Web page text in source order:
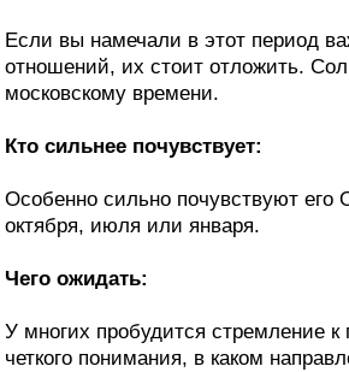
Если вы намечали в этот период
отношений, их стоит отложить.
московскому времени.
Кто сильнее почувствует:
Особенно сильно почувствуют
октября, июля или января.
Чего ожидать:
У многих пробудится стремление
четкого понимания, в каком